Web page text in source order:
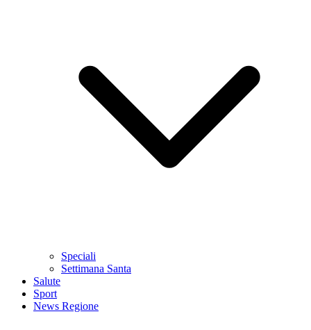
Speciali
Settimana Santa
Salute
Sport
News Regione